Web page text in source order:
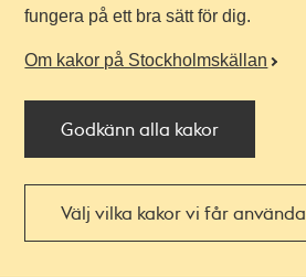
fungera på ett bra sätt för dig.
Om kakor på Stockholmskällan
Godkänn alla kakor
Välj vilka kakor vi får använda